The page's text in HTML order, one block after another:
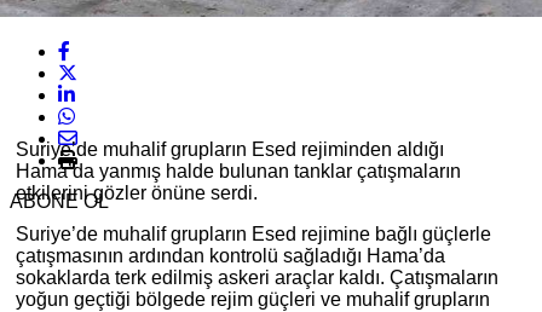
ABONE OL
Suriye’de muhalif grupların Esed rejiminden aldığı
Hama’da yanmış halde bulunan tanklar çatışmaların
etkilerini gözler önüne serdi.
Suriye’de muhalif grupların Esed rejimine bağlı güçlerle
çatışmasının ardından kontrolü sağladığı Hama’da
sokaklarda terk edilmiş askeri araçlar kaldı. Çatışmaların
yoğun geçtiği bölgede rejim güçleri ve muhalif grupların